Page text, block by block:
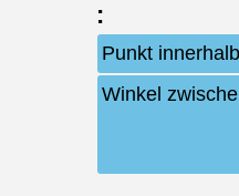
:
Punkt
Winkel